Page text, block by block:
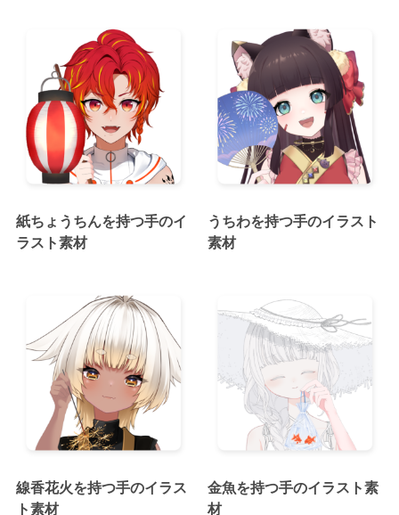
紙ちょうちんを持つ手のイ
ラスト素材
うちわを持つ手のイラスト
素材
線香花火を持つ手のイラス
ト素材
金魚を持つ手のイラスト素
材